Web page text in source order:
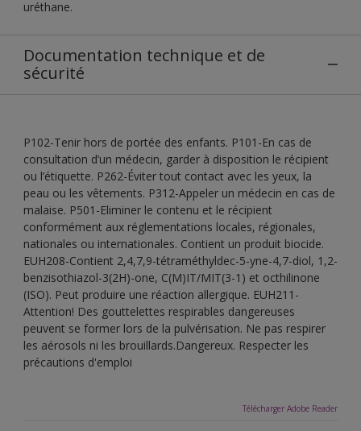
uréthane.
Documentation technique et de
sécurité
P102-Tenir hors de portée des enfants. P101-En cas de
consultation d’un médecin, garder à disposition le récipient
ou l’étiquette. P262-Éviter tout contact avec les yeux, la
peau ou les vêtements. P312-Appeler un médecin en cas de
malaise. P501-Eliminer le contenu et le récipient
conformément aux réglementations locales, régionales,
nationales ou internationales. Contient un produit biocide.
EUH208-Contient 2,4,7,9-tétraméthyldec-5-yne-4,7-diol, 1,2-
benzisothiazol-3(2H)-one, C(M)IT/MIT(3-1) et octhilinone
(ISO). Peut produire une réaction allergique. EUH211-
Attention! Des gouttelettes respirables dangereuses
peuvent se former lors de la pulvérisation. Ne pas respirer
les aérosols ni les brouillards.Dangereux. Respecter les
précautions d'emploi
Télécharger Adobe Reader